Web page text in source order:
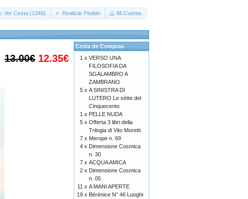
Ver Cesta (1349) Realizar Pedido Mi Cuenta
13.00€ 12.35€
Cesta de Compras
1 x VERSO UNA
FILOSOFIA DA
SGALAMBRO A
ZAMBRANO
5 x A SINISTRA DI
LUTERO Le sètte del
Cinquecento
1 x PELLE NUDA
5 x Offerta 3 libri della
Trilogia di Vito Moretti
7 x Merope n. 69
4 x Dimensione Cosmica
n. 30
7 x ACQUA AMICA
2 x Dimensione Cosmica
n. 05
11 x A MANI APERTE
19 x Bérénice N° 46 Luoghi